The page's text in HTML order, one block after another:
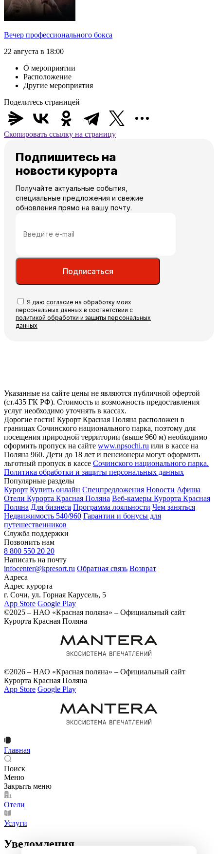
Вечер профессионального бокса
22 августа в 18:00
О мероприятии
Расположение
Другие мероприятия
Поделитесь страницей
Скопировать ссылку на страницу
Подпишитесь на
новости курорта
Получайте актуальные события,
специальные предложения и свежие
обновления прямо на вашу почту.
Подписаться
Я даю согласие на обработку моих
персональных данных в соответствии с
политикой обработки и защиты персональных
данных
Указанные на сайте цены не являются публичной офертой
(ст.435 ГК РФ). Стоимость и возможность предоставления
услуг необходимо уточнять в кассах.
Дорогие гости! Курорт Красная Поляна расположен в
границах Сочинского национального парка, поэтому для
посещения природной территории (выше 960 м) необходимо
оформить пропуск на сайте www.npsochi.ru или в кассе на
Поляна 960. Дети до 18 лет и пенсионеры могут оформить
льготный пропуск в кассе Сочинского национального парка.
Политика обработки и защиты персональных данных
Популярные разделы
Курорт Купить онлайн Спецпредложения Новости Афиша
Отели Курорта Красная Поляна Веб-камеры Курорта Красная
Поляна Для бизнеса Программа лояльности Чем заняться
Недвижимость 540/960 Гарантии и бонусы для
путешественников
Служба поддержки
Позвонить нам
8 800 550 20 20
Написать на почту
infocenter@kpresort.ru Обратная связь Возврат
Адреса
Адрес курорта
г. Сочи, ул. Горная Карусель, 5
App Store Google Play
©2025 – НАО «Красная поляна» – Официальный сайт
Курорта Красная Поляна
©2026 – НАО «Красная поляна» – Официальный сайт
Курорта Красная Поляна
App Store Google Play
Главная
Поиск
Меню
Закрыть меню
Отели
Услуги
Уведомления